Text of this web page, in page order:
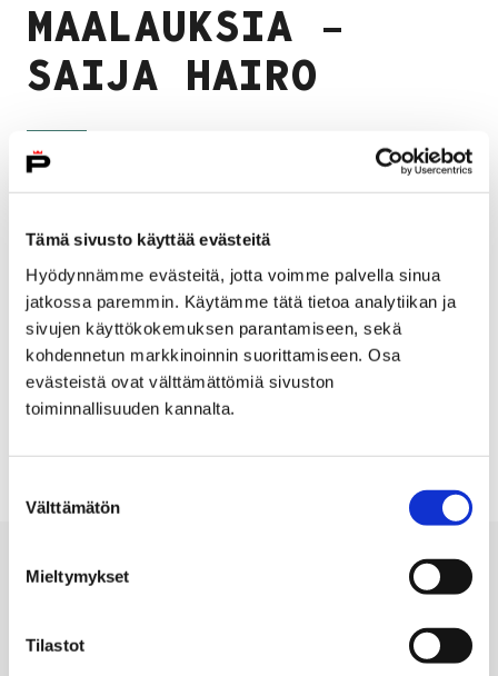
Tämä sivusto käyttää evästeitä
Hyödynnämme evästeitä, jotta voimme palvella sinua
jatkossa paremmin. Käytämme tätä tietoa analytiikan ja
sivujen käyttökokemuksen parantamiseen, sekä
kohdennetun markkinoinnin suorittamiseen. Osa
evästeistä ovat välttämättömiä sivuston
toiminnallisuuden kannalta.
valinta
Välttämätön
Mieltymykset
Tilastot
MAALAUKSIA –
SAIJA HAIRO
Tiedot
Taiteilija: Saija Hairo
13.04.1991 – 30.04.1991
Tila: Yläkerta